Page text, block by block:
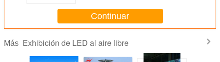
Continuar
Más Exhibición de LED al aire libre